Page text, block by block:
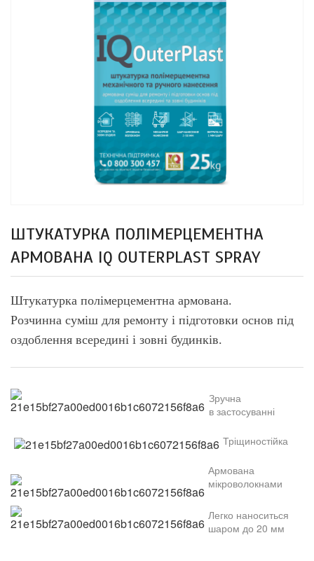
ШТУКАТУРКА ПОЛІМЕРЦЕМЕНТНА
АРМОВАНА IQ OUTERPLAST SPRAY
Штукатурка полімерцементна армована.
Розчинна суміш для ремонту і підготовки основ під
оздоблення всередині і зовні будинків.
Зручна
в застосуванні
Тріщиностійка
Армована
мікроволокнами
Легко наноситься
шаром до 20 мм